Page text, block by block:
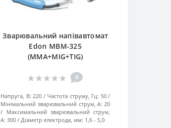
Зварювальний напівавтомат
Edon MBM-325
(MMA+MIG+TIG)
0
Напруга, В: 220 Частота струму, Гц: 50
Мінімальний зварювальний струм, А: 20
Максимальний зварювальний струм,
А: 300 Діаметр електрода, мм: 1,6 - 5,0